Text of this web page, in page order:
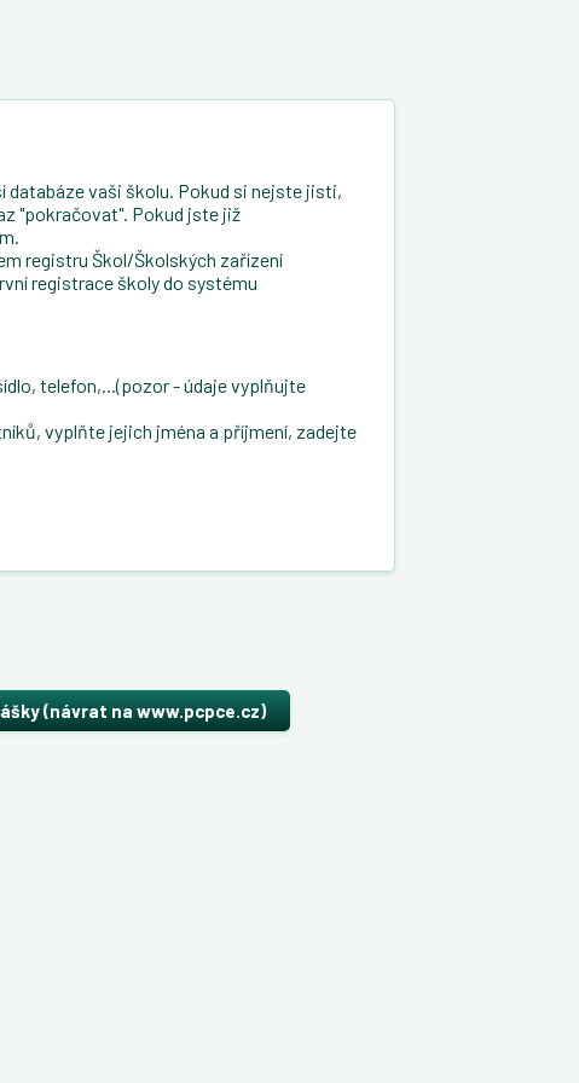
databáze vaši školu. Pokud si nejste jisti,
"pokračovat". Pokud jste již
registru Škol/Školských zařízení
registrace školy do systému
telefon,...(pozor - údaje vyplňujte
vyplňte jejich jména a příjmení, zadejte
(návrat na www.pcpce.cz)